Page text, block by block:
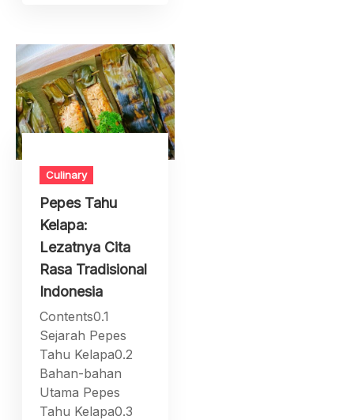
Culinary
Pepes Tahu
Kelapa:
Lezatnya Cita
Rasa Tradisional
Indonesia
Contents0.1
Sejarah Pepes
Tahu Kelapa0.2
Bahan-bahan
Utama Pepes
Tahu Kelapa0.3